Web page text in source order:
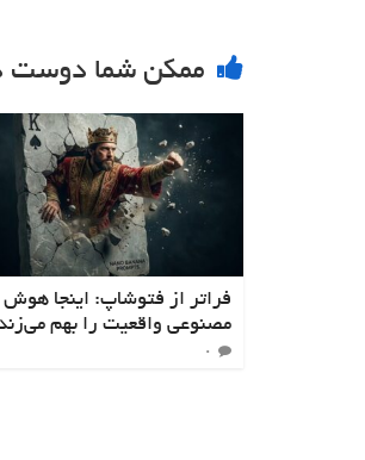
ممکن شما دوست
فراتر از فتوشاپ: اینجا هوش
مصنوعی واقعیت را بهم
۰